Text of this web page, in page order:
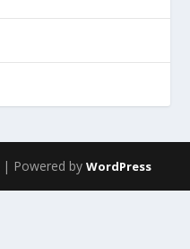
| Powered by WordPress